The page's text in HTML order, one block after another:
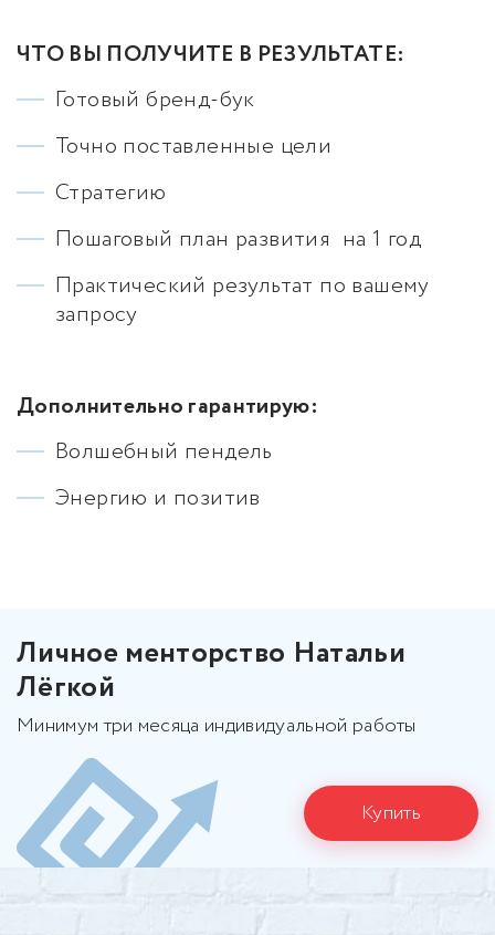
ЧТО ВЫ ПОЛУЧИТЕ В РЕЗУЛЬТАТЕ:
Готовый бренд-бук
Точно поставленные цели
Стратегию
Пошаговый план развития на 1 год
Практический результат по вашему
запросу
Дополнительно гарантирую:
Волшебный пендель
Энергию и позитив
Личное менторство Натальи
Лёгкой
Минимум три месяца индивидуальной работы
Купить